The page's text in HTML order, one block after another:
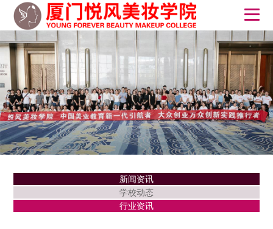
新闻资讯
学校动态
行业资讯